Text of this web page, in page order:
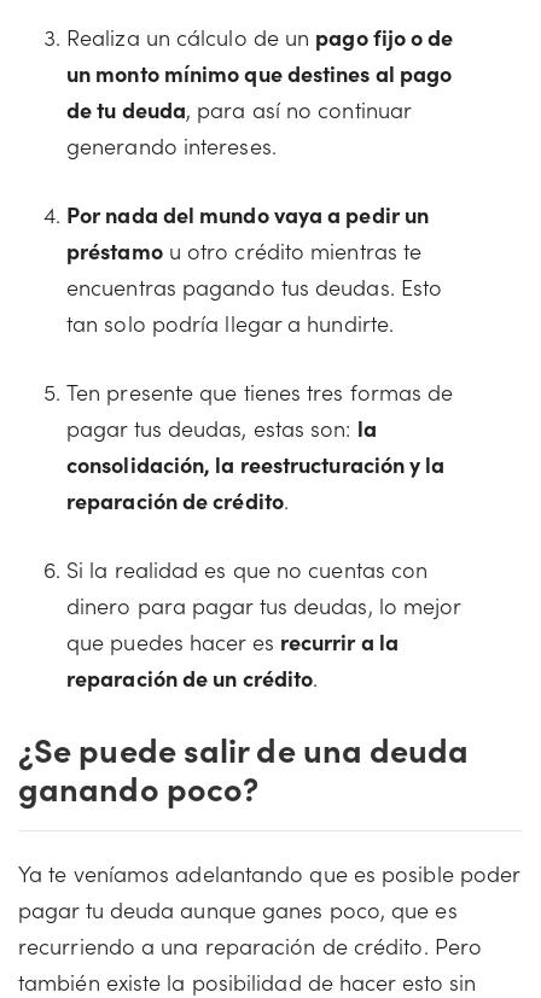
Realiza un cálculo de un pago fijo o de
un monto mínimo que destines al pago
de tu deuda, para así no continuar
generando intereses.
Por nada del mundo vaya a pedir un
préstamou otro crédito mientras te
encuentras pagando tus deudas. Esto
tan solo podría llegar a hundirte.
Ten presente que tienes tres formas de
pagar tus deudas, estas son: la
consolidación, la reestructuración y la
reparación de crédito.
Si la realidad es que no cuentas con
dinero para pagar tus deudas, lo mejor
que puedes hacer es recurrir a la
reparación de un crédito.
¿Se puede salir de una deuda
ganando poco?
Ya te veníamos adelantando que es posible poder
pagar tu deuda aunque ganes poco, que es
recurriendo a una reparación de crédito. Pero
también existe la posibilidad de hacer esto sin